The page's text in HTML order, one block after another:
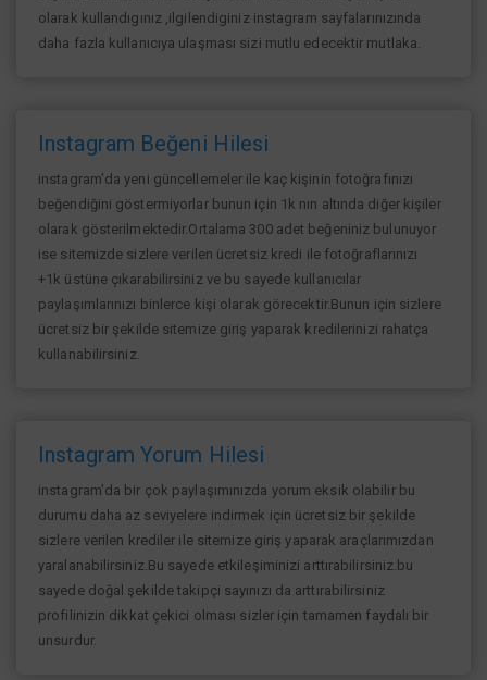
olarak kullandıgınız ,ilgilendiginiz instagram sayfalarınızında
daha fazla kullanıcıya ulaşması sizi mutlu edecektir mutlaka.
Instagram Beğeni Hilesi
instagram'da yeni güncellemeler ile kaç kişinin fotoğrafınızı
beğendiğini göstermiyorlar bunun için 1k nın altında diğer kişiler
olarak gösterilmektedir.Ortalama 300 adet beğeniniz bulunuyor
ise sitemizde sizlere verilen ücretsiz kredi ile fotoğraflarınızı
+1k üstüne çıkarabilirsiniz ve bu sayede kullanıcılar
paylaşımlarınızı binlerce kişi olarak görecektir.Bunun için sizlere
ücretsiz bir şekilde sitemize giriş yaparak kredilerinizi rahatça
kullanabilirsiniz.
Instagram Yorum Hilesi
instagram'da bir çok paylaşımınızda yorum eksik olabilir bu
durumu daha az seviyelere indirmek için ücretsiz bir şekilde
sizlere verilen krediler ile sitemize giriş yaparak araçlarımızdan
yaralanabilirsiniz.Bu sayede etkileşiminizi arttırabilirsiniz.bu
sayede doğal şekilde takipçi sayınızı da arttırabilirsiniz
profilinizin dikkat çekici olması sizler için tamamen faydalı bir
unsurdur.